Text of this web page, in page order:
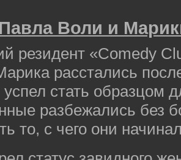
Воли и
резидент «Comedy
расстались
успел стать образцом
разбежались без
то, с чего они